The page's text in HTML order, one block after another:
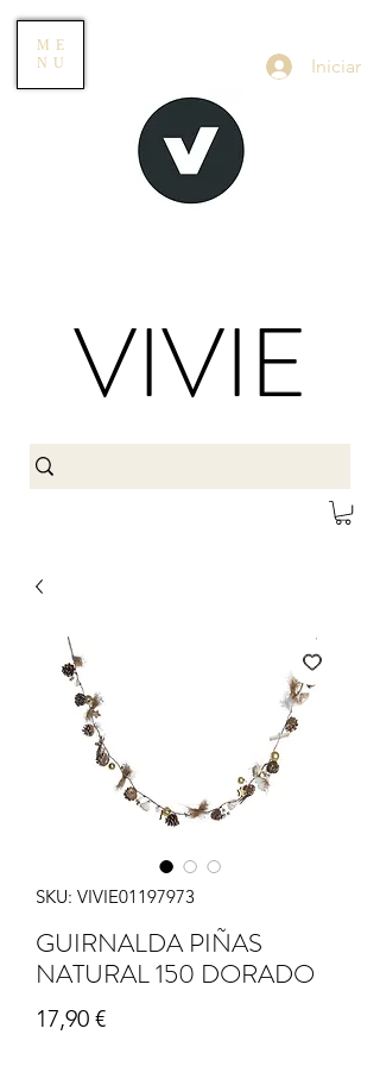
ME
NU
Iniciar
VIVIE
SKU: VIVIE01197973
GUIRNALDA PIÑAS
NATURAL 150 DORADO
17,90 €Precio